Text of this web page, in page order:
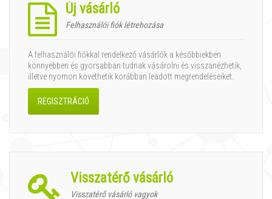
Új vásárló
Felhasználói fiók létrehozása
A felhasználói fiókkal rendelkező vásárlók a későbbiekben
könnyebben és gyorsabban tudnak vásárolni és visszanézhetik,
illetve nyomon követhetik korábban leadott megrendeléseiket.
REGISZTRÁCIÓ
Visszatérő vásárló
Visszatérő vásárló vagyok